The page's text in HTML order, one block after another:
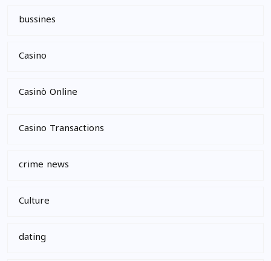
bussines
Casino
Casinò Online
Casino Transactions
crime news
Culture
dating